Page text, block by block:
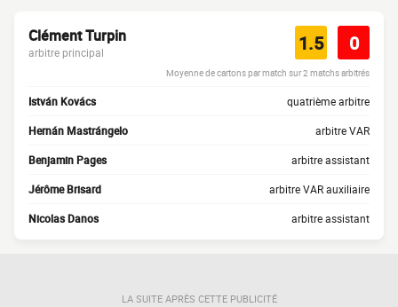
Clément Turpin
arbitre principal 1.5 0
Moyenne de cartons par match sur 2 matchs arbitrés
István Kovács quatrième arbitre
Hernán Mastrángelo arbitre VAR
Benjamin Pages arbitre assistant
Jérôme Brisard arbitre VAR auxiliaire
Nicolas Danos arbitre assistant
LA SUITE APRÈS CETTE PUBLICITÉ